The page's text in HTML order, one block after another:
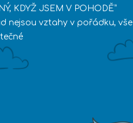
KDYŽ JSEM V POHODĚ”
nejsou vztahy v pořádku, vše